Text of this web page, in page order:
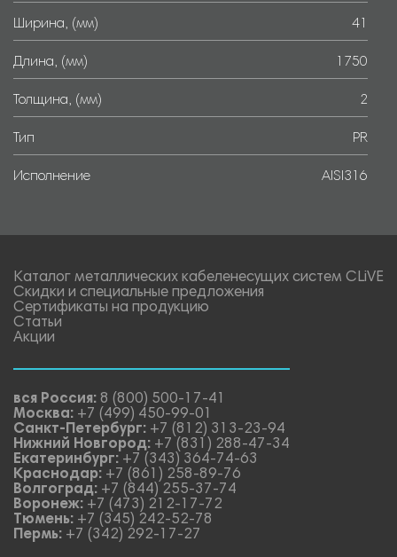
Ширина, (мм) 41
Длина, (мм) 1750
Толщина, (мм) 2
Тип PR
Исполнение AISI316
Каталог металлических кабеленесущих систем CLiVE
Скидки и специальные предложения
Сертификаты на продукцию
Статьи
Акции
вся Россия: 8 (800) 500-17-41
Москва: +7 (499) 450-99-01
Санкт-Петербург: +7 (812) 313-23-94
Нижний Новгород: +7 (831) 288-47-34
Екатеринбург: +7 (343) 364-74-63
Краснодар: +7 (861) 258-89-76
Волгоград: +7 (844) 255-37-74
Воронеж: +7 (473) 212-17-72
Тюмень: +7 (345) 242-52-78
Пермь: +7 (342) 292-17-27